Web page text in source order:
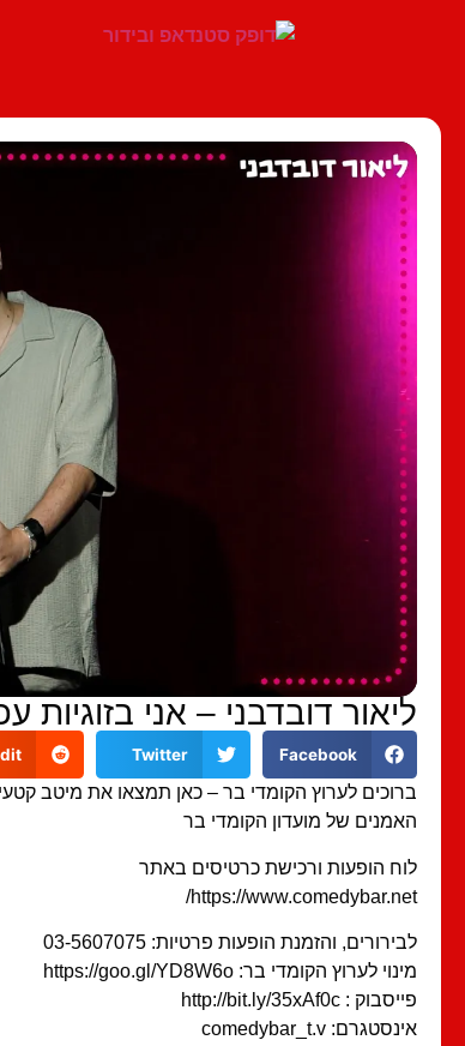
ליאור דובדבני – אני בזוגיות
Facebook
Twitter
ברוכים לערוץ הקומדי בר – כאן תמצאו את מיטב
האמנים של מועדון הקומדי בר
לוח הופעות ורכישת כרטיסים באתר
https://www.comedybar.net/
לבירורים, והזמנת הופעות פרטיות: 03-5607075
מינוי לערוץ הקומדי בר: https://goo.gl/YD8W6o
פייסבוק : http://bit.ly/35xAf0c
אינסטגרם: comedybar_t.v